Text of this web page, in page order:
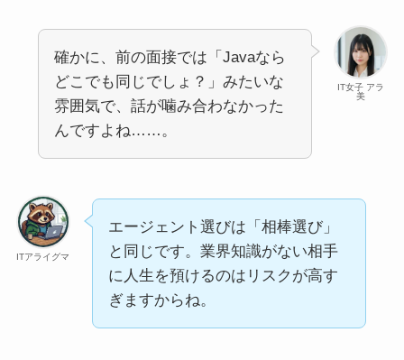
IT女子 アラ
美
確かに、前の面接では「Javaなら
どこでも同じでしょ？」みたいな
雰囲気で、話が噛み合わなかった
んですよね……。
ITアライグマ
エージェント選びは「相棒選び」
と同じです。業界知識がない相手
に人生を預けるのはリスクが高す
ぎますからね。